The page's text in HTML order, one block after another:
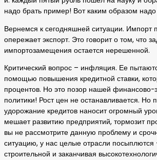
надо брать пример! Вот каким образом
Вернемся к сегодняшней ситуации. Импорт
опережает экспорт. Это говорит о том, что
импортозамещения остается нерешенной.
Критический вопрос – инфляция. Ее
помощью повышения кредитной ставки,
процентов. Но это позор нашей финансово-
политики! Рост цен не останавливается. Но
удорожание кредитов наносит огромный
мешает развитию предприятий, тормозит
вы не рассмотрите данную проблему и
ситуацию, у нас целые отрасли посыплются
строительной и заканчивая